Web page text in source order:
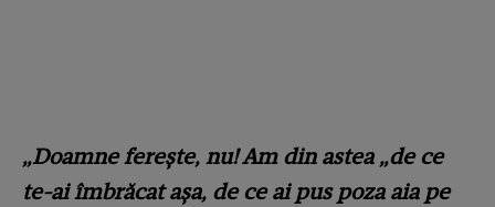
„Doamne ferește, nu! Am din astea „de ce
te-ai îmbrăcat așa, de ce ai pus poza aia pe